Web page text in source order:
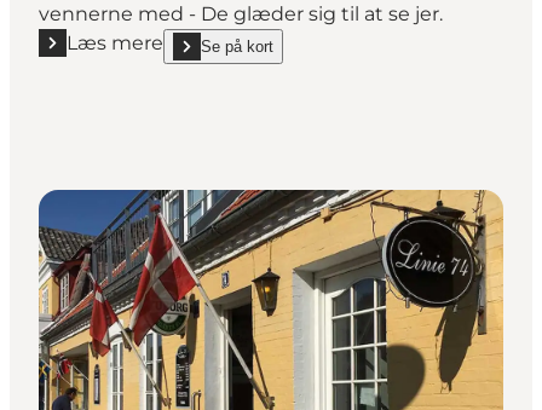
vennerne med - De glæder sig til at se jer.
Læs mere
Læs mere "Buddy Holly Skagen"
Se på kort
show Buddy Holly Skagen on_map